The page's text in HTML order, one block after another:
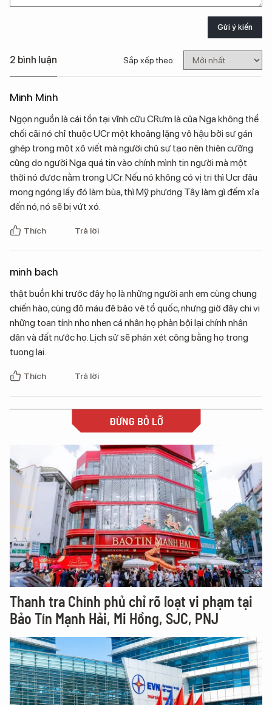
Gửi ý kiến
2 bình luận Sắp xếp theo:
Minh Minh
Ngọn nguồn là cái tồn tại vĩnh cữu CRưm là của Nga không thể
chối cãi nó chỉ thuộc UCr một khoảng lặng vô hậu bởi sư gán
ghép trong một xô viết mà người chủ sự tạo nên thiên cưỡng
cũng do người Nga quá tin vào chính mình tin người mà một
thời nó được nằm trong UCr. Nếu nó không có vị tri thì Ucr đâu
mong ngóng lấy đó làm bùa, thì Mỹ phương Tây làm gì đếm xỉa
đến nó, nó sẽ bị vứt xó.
Thích Trả lời
minh bach
thật buồn khi trước đây họ là những người anh em cùng chung
chiến hào, cùng đô máu đê bảo vê tổ quốc, nhưng giờ đây chi vi
những toan tính nho nhen cá nhân họ phản bội lại chính nhân
dân và đất nước họ. Lịch sử sẽ phán xét công bằng họ trong
tuong lai.
Thích Trả lời
ĐỪNG BỎ LỠ
Thanh tra Chính phủ chỉ rõ loạt vi phạm tại
Bảo Tín Mạnh Hải, Mi Hồng, SJC, PNJ